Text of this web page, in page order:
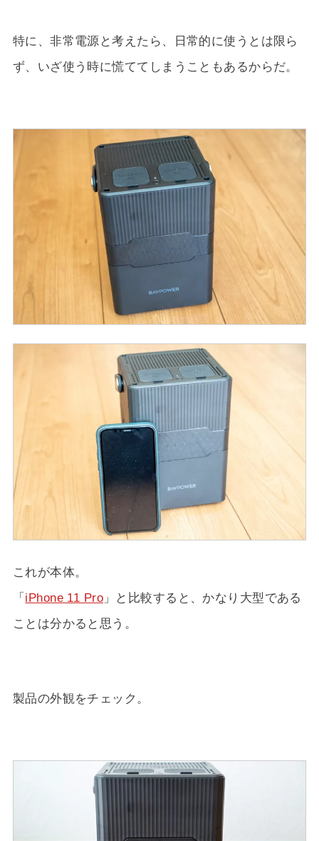
特に、非常電源と考えたら、日常的に使うとは限ら
ず、いざ使う時に慌ててしまうこともあるからだ。
これが本体。
「iPhone 11 Pro」と比較すると、かなり大型である
ことは分かると思う。
製品の外観をチェック。